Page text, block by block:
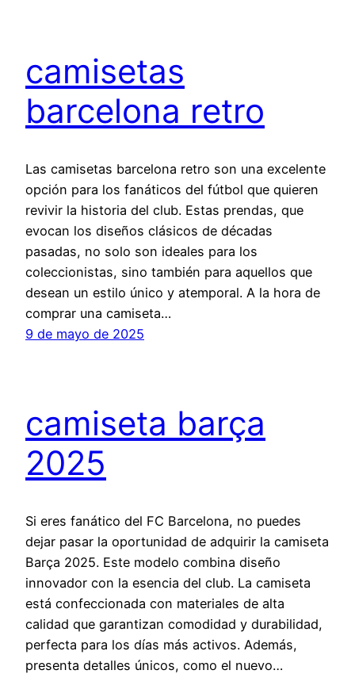
camisetas
barcelona retro
Las camisetas barcelona retro son una excelente
opción para los fanáticos del fútbol que quieren
revivir la historia del club. Estas prendas, que
evocan los diseños clásicos de décadas
pasadas, no solo son ideales para los
coleccionistas, sino también para aquellos que
desean un estilo único y atemporal. A la hora de
comprar una camiseta…
9 de mayo de 2025
camiseta barça
2025
Si eres fanático del FC Barcelona, no puedes
dejar pasar la oportunidad de adquirir la camiseta
Barça 2025. Este modelo combina diseño
innovador con la esencia del club. La camiseta
está confeccionada con materiales de alta
calidad que garantizan comodidad y durabilidad,
perfecta para los días más activos. Además,
presenta detalles únicos, como el nuevo…